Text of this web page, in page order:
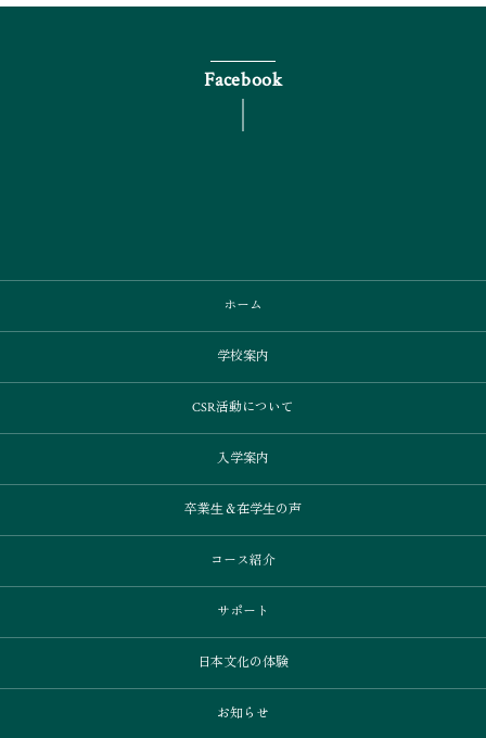
Facebook
ホーム
学校案内
CSR活動について
入学案内
卒業⽣＆在学⽣の声
コース紹介
サポート
日本文化の体験
お知らせ